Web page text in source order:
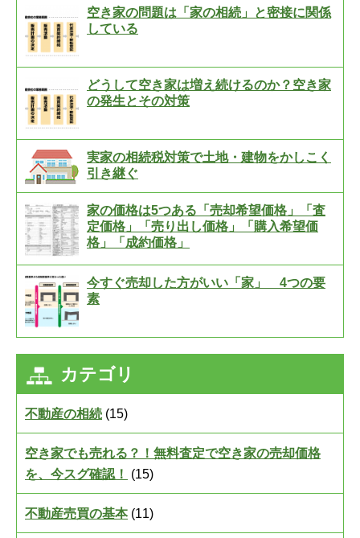
空き家の問題は「家の相続」と密接に関係
している
どうして空き家は増え続けるのか？空き家
の発生とその対策
実家の相続税対策で土地・建物をかしこく
引き継ぐ
家の価格は5つある「売却希望価格」「査
定価格」「売り出し価格」「購入希望価
格」「成約価格」
今すぐ売却した方がいい「家」 4つの要
素
カテゴリ
不動産の相続 (15)
空き家でも売れる？！無料査定で空き家の売却価格
を、今スグ確認！
(15)
不動産売買の基本(11)